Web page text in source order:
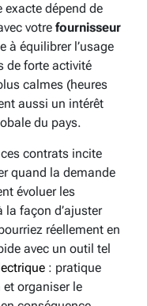
dépend de
votre fournisseur
à équilibrer l’usage
de forte activité
calmes (heures
aussi un intérêt
du pays.
contrats incite
quand la demande
évoluer les
la façon d’ajuster
réellement en
avec un outil tel
: pratique
et organiser le